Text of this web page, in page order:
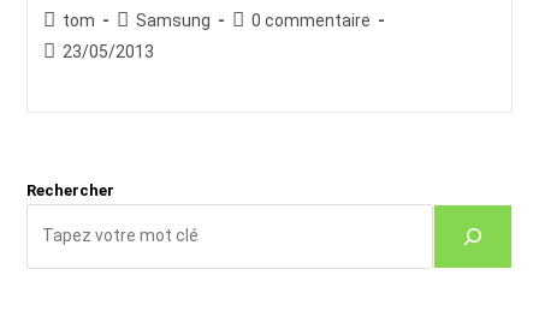
Auteur/autrice
de
tom
Post
category:
Samsung
Commentaires
0 commentaire
Publication
23/05/2013
Rechercher